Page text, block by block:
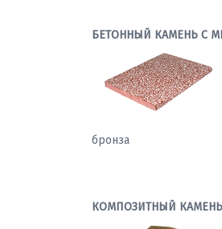
БЕТОННЫЙ КАМЕНЬ С
бронза
КОМПОЗИТНЫЙ КАМЕНЬ